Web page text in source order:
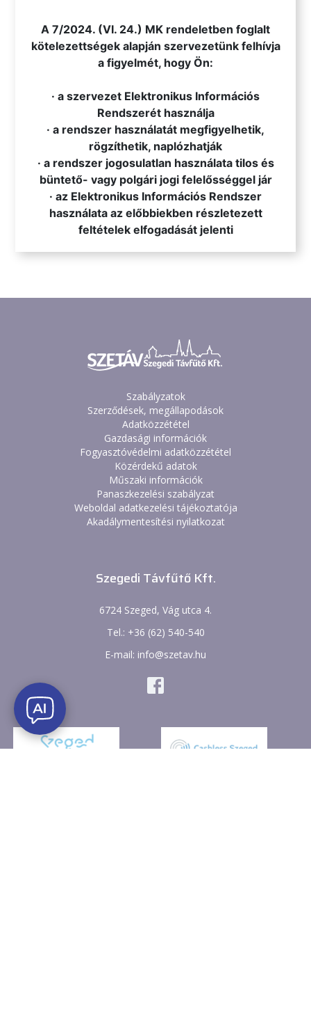
A 7/2024. (VI. 24.) MK rendeletben foglalt
kötelezettségek alapján szervezetünk felhívja
a figyelmét, hogy Ön:
· a szervezet Elektronikus Információs
Rendszerét használja
· a rendszer használatát megfigyelhetik,
rögzíthetik, naplózhatják
· a rendszer jogosulatlan használata tilos és
büntető- vagy polgári jogi felelősséggel jár
· az Elektronikus Információs Rendszer
használata az előbbiekben részletezett
feltételek elfogadását jelenti
Szabályzatok
Szerződések, megállapodások
Adatközzététel
Gazdasági információk
Fogyasztóvédelmi adatközzététel
Közérdekű adatok
Műszaki információk
Panaszkezelési szabályzat
Weboldal adatkezelési tájékoztatója
Akadálymentesítési nyilatkozat
Szegedi Távfűtő Kft.
6724 Szeged, Vág utca 4.
Tel.: +36 (62) 540-540
E-mail: info@szetav.hu